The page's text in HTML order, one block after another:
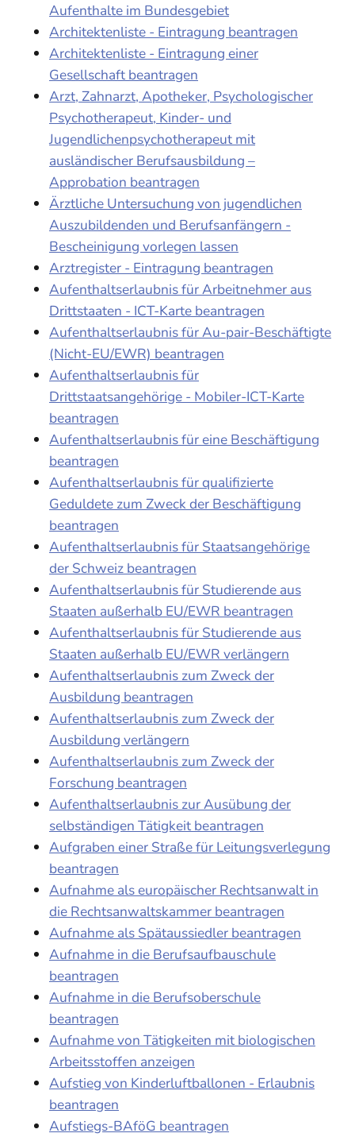
Aufenthalte im Bundesgebiet
Architektenliste - Eintragung beantragen
Architektenliste - Eintragung einer
Gesellschaft beantragen
Arzt, Zahnarzt, Apotheker, Psychologischer
Psychotherapeut, Kinder- und
Jugendlichenpsychotherapeut mit
ausländischer Berufsausbildung –
Approbation beantragen
Ärztliche Untersuchung von jugendlichen
Auszubildenden und Berufsanfängern -
Bescheinigung vorlegen lassen
Arztregister - Eintragung beantragen
Aufenthaltserlaubnis für Arbeitnehmer aus
Drittstaaten - ICT-Karte beantragen
Aufenthaltserlaubnis für Au-pair-Beschäftigte
(Nicht-EU/EWR) beantragen
Aufenthaltserlaubnis für
Drittstaatsangehörige - Mobiler-ICT-Karte
beantragen
Aufenthaltserlaubnis für eine Beschäftigung
beantragen
Aufenthaltserlaubnis für qualifizierte
Geduldete zum Zweck der Beschäftigung
beantragen
Aufenthaltserlaubnis für Staatsangehörige
der Schweiz beantragen
Aufenthaltserlaubnis für Studierende aus
Staaten außerhalb EU/EWR beantragen
Aufenthaltserlaubnis für Studierende aus
Staaten außerhalb EU/EWR verlängern
Aufenthaltserlaubnis zum Zweck der
Ausbildung beantragen
Aufenthaltserlaubnis zum Zweck der
Ausbildung verlängern
Aufenthaltserlaubnis zum Zweck der
Forschung beantragen
Aufenthaltserlaubnis zur Ausübung der
selbständigen Tätigkeit beantragen
Aufgraben einer Straße für Leitungsverlegung
beantragen
Aufnahme als europäischer Rechtsanwalt in
die Rechtsanwaltskammer beantragen
Aufnahme als Spätaussiedler beantragen
Aufnahme in die Berufsaufbauschule
beantragen
Aufnahme in die Berufsoberschule
beantragen
Aufnahme von Tätigkeiten mit biologischen
Arbeitsstoffen anzeigen
Aufstieg von Kinderluftballonen - Erlaubnis
beantragen
Aufstiegs-BAföG beantragen